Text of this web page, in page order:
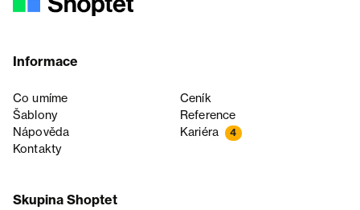
Informace
Co umíme
Ceník
Šablony
Reference
Nápověda
Kariéra 4
Kontakty
Skupina Shoptet